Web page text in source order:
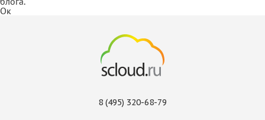
Ок
8 (495) 320-68-79